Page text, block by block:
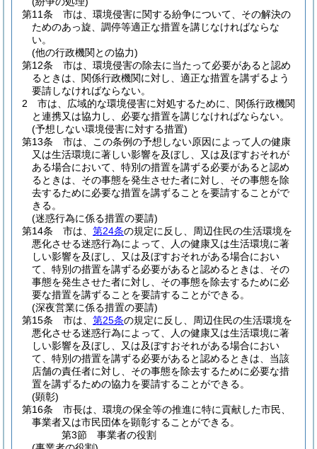
第11条
市は、環境侵害に関する紛争について、その解決の
ためのあっ旋、調停等適正な措置を講じなければならな
い。
(他の行政機関との協力)
第12条
市は、環境侵害の除去に当たって必要があると認め
るときは、関係行政機関に対し、適正な措置を講ずるよう
要請しなければならない。
2
市は、広域的な環境侵害に対処するために、関係行政機関
と連携又は協力し、必要な措置を講じなければならない。
(予想しない環境侵害に対する措置)
第13条
市は、この条例の予想しない原因によって人の健康
又は生活環境に著しい影響を及ぼし、又は及ぼすおそれが
ある場合において、特別の措置を講ずる必要があると認め
るときは、その事態を発生させた者に対し、その事態を除
去するために必要な措置を講ずることを要請することがで
きる。
(迷惑行為に係る措置の要請)
第14条
市は、 第24条の規定に反し、周辺住民の生活環境を
悪化させる迷惑行為によって、人の健康又は生活環境に著
しい影響を及ぼし、又は及ぼすおそれがある場合におい
て、特別の措置を講ずる必要があると認めるときは、その
事態を発生させた者に対し、その事態を除去するために必
要な措置を講ずることを要請することができる。
(深夜営業に係る措置の要請)
第15条
市は、 第25条の規定に反し、周辺住民の生活環境を
悪化させる迷惑行為によって、人の健康又は生活環境に著
しい影響を及ぼし、又は及ぼすおそれがある場合におい
て、特別の措置を講ずる必要があると認めるときは、当該
店舗の責任者に対し、その事態を除去するために必要な措
置を講ずるための協力を要請することができる。
(顕彰)
第16条
市長は、環境の保全等の推進に特に貢献した市民、
事業者又は市民団体を顕彰することができる。
第3節
事業者の役割